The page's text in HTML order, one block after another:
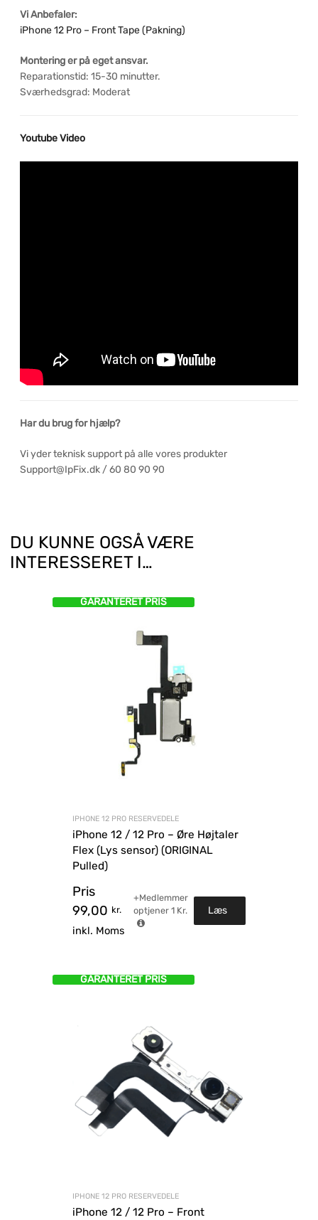
Vi Anbefaler:
iPhone 12 Pro – Front Tape (Pakning)
Montering er på eget ansvar.
Reparationstid: 15-30 minutter.
Sværhedsgrad: Moderat
Youtube Video
Har du brug for hjælp?
Vi yder teknisk support på alle vores produkter
Support@IpFix.dk / 60 80 90 90
DU KUNNE OGSÅ VÆRE
INTERESSERET I…
GARANTERET PRIS
IPHONE 12 PRO RESERVEDELE
iPhone 12 / 12 Pro – Øre Højtaler
Flex (Lys sensor) (ORIGINAL
Pulled)
Pris
99,00 kr.
inkl. Moms
+Medlemmer
optjener1 Kr. Læs
GARANTERET PRIS
IPHONE 12 PRO RESERVEDELE
iPhone 12 / 12 Pro – Front